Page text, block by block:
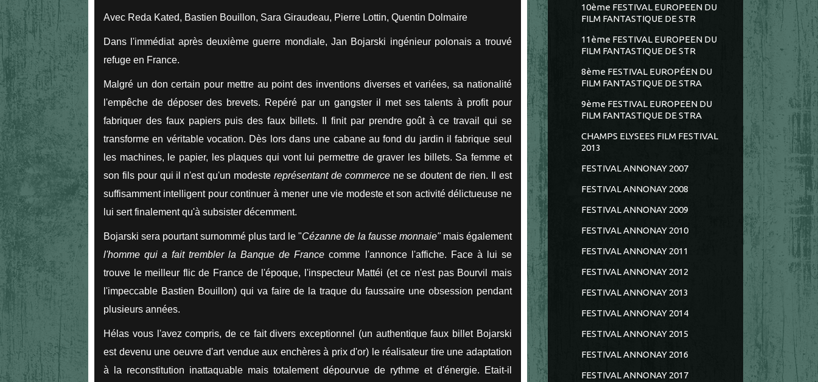
Avec Reda Kated, Bastien Bouillon, Sara Giraudeau, Pierre Lottin, Quentin Dolmaire
Dans l'immédiat après deuxième guerre mondiale, Jan Bojarski ingénieur polonais a trouvé
refuge en France.
Malgré un don certain pour mettre au point des inventions diverses et variées, sa nationalité
l'empêche de déposer des brevets. Repéré par un gangster il met ses talents à profit pour
fabriquer des faux papiers puis des faux billets. Il finit par prendre goût à ce travail qui se
transforme en véritable vocation. Dès lors dans une cabane au fond du jardin il fabrique seul
les machines, le papier, les plaques qui vont lui permettre de graver les billets. Sa femme et
son fils pour qui il n'est qu'un modeste représentant de commerce ne se doutent de rien. Il est
suffisamment intelligent pour continuer à mener une vie modeste et son activité délictueuse ne
lui sert finalement qu'à subsister décemment.
Bojarski sera pourtant surnommé plus tard le "Cézanne de la fausse monnaie"mais également
l'homme qui a fait trembler la Banque de France comme l'annonce l'affiche. Face à lui se
trouve le meilleur flic de France de l'époque, l'inspecteur Mattéi (et ce n'est pas Bourvil mais
l'impeccable Bastien Bouillon) qui va faire de la traque du faussaire une obsession pendant
plusieurs années.
Hélas vous l'avez compris, de ce fait divers exceptionnel (un authentique faux billet Bojarski
est devenu une oeuvre d'art vendue aux enchères à prix d'or) le réalisateur tire une adaptation
à la reconstitution inattaquable mais totalement dépourvue de rythme et d'énergie. Etait-il
10ème FESTIVAL EUROPEEN DU
FILM FANTASTIQUE DE STR
11ème FESTIVAL EUROPEEN DU
FILM FANTASTIQUE DE STR
8ème FESTIVAL EUROPÉEN DU
FILM FANTASTIQUE DE STRA
9ème FESTIVAL EUROPEEN DU
FILM FANTASTIQUE DE STRA
CHAMPS ELYSEES FILM FESTIVAL
2013
FESTIVAL ANNONAY 2007
FESTIVAL ANNONAY 2008
FESTIVAL ANNONAY 2009
FESTIVAL ANNONAY 2010
FESTIVAL ANNONAY 2011
FESTIVAL ANNONAY 2012
FESTIVAL ANNONAY 2013
FESTIVAL ANNONAY 2014
FESTIVAL ANNONAY 2015
FESTIVAL ANNONAY 2016
FESTIVAL ANNONAY 2017